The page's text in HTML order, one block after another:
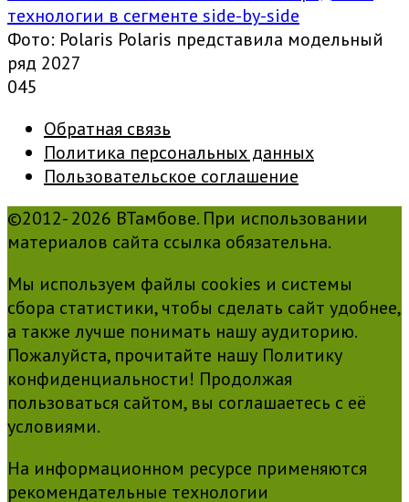
технологии в сегменте side-by-side
Фото: Polaris Polaris представила модельный
ряд 2027
045
Обратная связь
Политика персональных данных
Пользовательское соглашение
©2012- 2026 ВТамбове. При использовании
материалов сайта ссылка обязательна.
Мы используем файлы cookies и системы
сбора статистики, чтобы сделать сайт удобнее,
а также лучше понимать нашу аудиторию.
Пожалуйста, прочитайте нашу Политику
конфиденциальности! Продолжая
пользоваться сайтом, вы соглашаетесь с её
условиями.
На информационном ресурсе применяются
рекомендательные технологии